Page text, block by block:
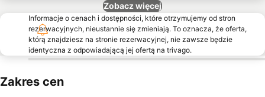
Zobacz więcej
Informacje o cenach i dostępności, które otrzymujemy od stron
rezerwacyjnych, nieustannie się zmieniają. To oznacza, że oferta,
którą znajdziesz na stronie rezerwacyjnej, nie zawsze będzie
identyczna z odpowiadającą jej ofertą na trivago.
Zakres cen